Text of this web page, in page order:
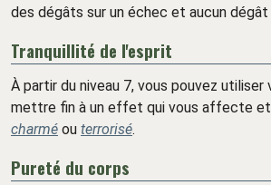
des dégâts sur un échec et aucun dégât
Tranquillité de l'esprit
À partir du niveau 7, vous pouvez
mettre fin à un effet qui vous affecte
charmé ou terrorisé.
Pureté du corps